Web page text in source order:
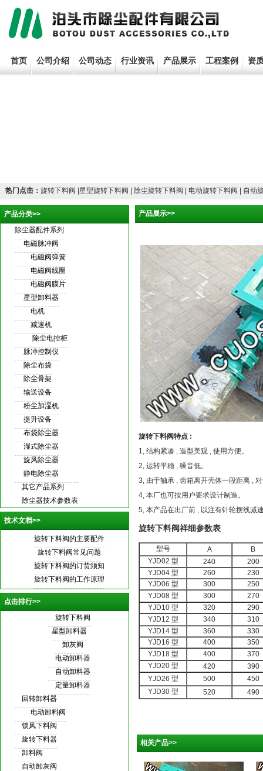
首页 公司介绍 公司动态 行业资讯 产品展示 工程案例 资
热门点击： 旋转下料阀 |星型旋转下料阀 | 除尘旋转下料阀 | 电动旋转下料阀 | 自动
产品分类>>
除尘器配件系列
电磁脉冲阀
电磁阀弹簧
电磁阀线圈
电磁阀膜片
星型卸料器
电机
减速机
除尘电控柜
脉冲控制仪
除尘布袋
除尘骨架
输送设备
粉尘加湿机
提升设备
布袋除尘器
湿式除尘器
旋风除尘器
静电除尘器
其它产品系列
除尘器技术参数表
技术文档>>
旋转下料阀的主要配件
旋转下料阀常见问题
旋转下料阀的订货须知
旋转下料阀的工作原理
点击排行>>
旋转下料阀
星型卸料器
卸灰阀
电动卸料器
自动卸料器
定量卸料器
回转卸料器
电动卸料阀
锁风下料阀
旋转下料器
卸料阀
自动卸灰阀
产品展示>>
旋转下料阀特点 :
1, 结构紧凑 , 造型美观 , 使用方便。
2, 运转平稳 , 噪音低。
3, 由于轴承 , 齿箱离开壳体一段距离 ,
4, 本厂也可按用户要求设计制造。
5, 本产品在出厂前 , 以注有针轮摆线减
旋转下料阀祥细参数表
型号 A
B
YJD02 型
240
200
YJD04 型
260
230
YJD06 型
300
250
YJD08 型
300
270
YJD10 型
320
290
YJD12 型
340
310
YJD14 型
360
330
YJD16 型
400
350
YJD18 型
400
370
YJD20 型
420
390
YJD26 型
500
450
YJD30 型
520 490
相关产品>>